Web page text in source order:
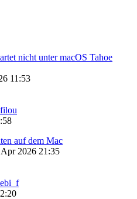
nicht unter macOS Tahoe
11:53
filou
auf dem Mac
2026 21:35
ebi_f